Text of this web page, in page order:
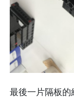
最後一片隔板